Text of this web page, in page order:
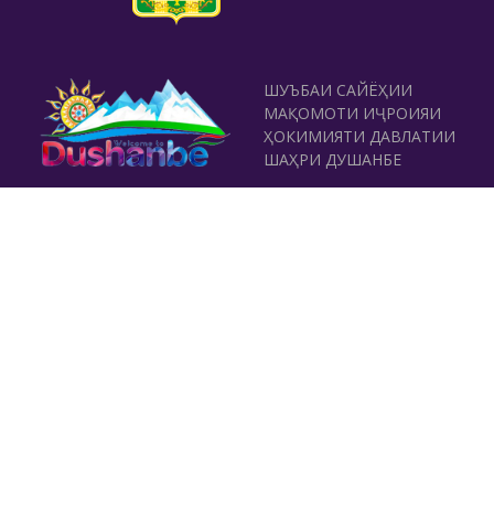
ШУЪБАИ САЙЁҲИИ
МАҚОМОТИ ИҶРОИЯИ
ҲОКИМИЯТИ ДАВЛАТИИ
ШАҲРИ ДУШАНБЕ